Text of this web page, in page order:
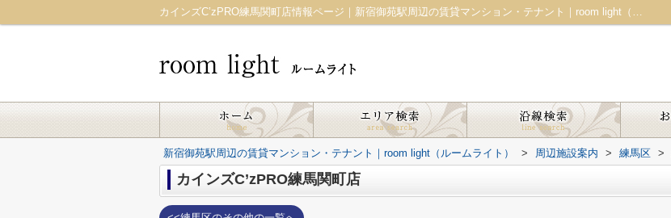
カインズC’zPRO練馬関町店情報ページ｜新宿御苑駅周辺の賃貸マンション・テナント｜room light（ルームライト）
新宿御苑駅周辺の賃貸マンション・テナント｜room light（ルームライト） > 周辺施設案内 > 練馬区 >
カインズC’zPRO練馬関町店